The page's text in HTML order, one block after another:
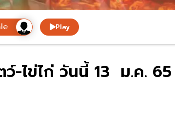
Play
ว์-ไข่ไก่ วันนี้ 13 ม.ค.